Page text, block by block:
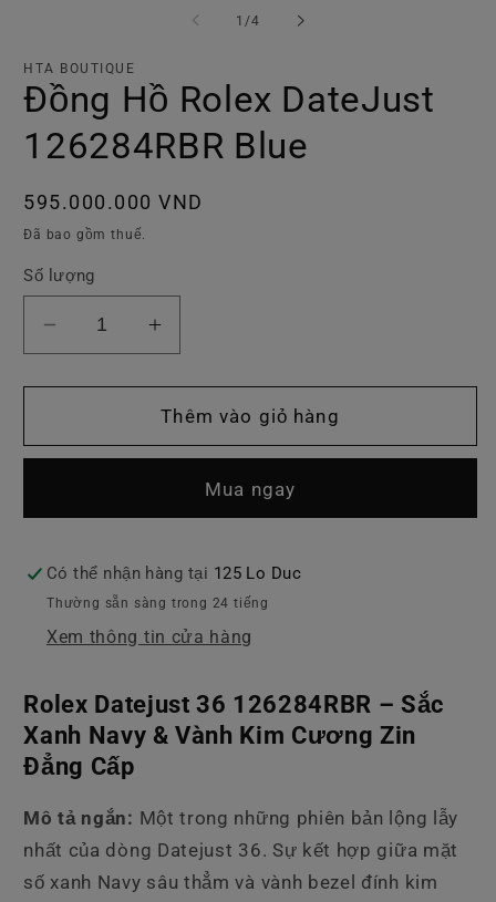
1 /trong
4
HTA BOUTIQUE
Đồng Hồ Rolex DateJust
126284RBR Blue
Giá
thông
595.000.000 VND
Đã bao gồm thuế.
Số lượng
Giảm
số
lượng
Đồng
DateJust
Blue
Tăng
số
lượng
của
Đồng
Rolex
DateJust
Blue
Thêm vào giỏ hàng
Mua ngay
Có thể nhận hàng tại 125 Lo Duc
Thường sẵn sàng trong 24 tiếng
Xem thông tin cửa hàng
Rolex Datejust 36 126284RBR – Sắc
Xanh Navy & Vành Kim Cương Zin
Đẳng Cấp
Mô tả ngắn: Một trong những phiên bản lộng lẫy
nhất của dòng Datejust 36. Sự kết hợp giữa mặt
số xanh Navy sâu thẳm và vành bezel đính kim